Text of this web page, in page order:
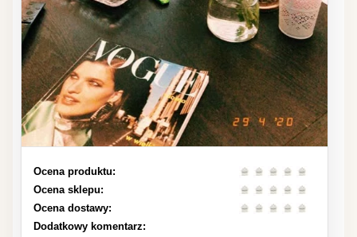
Ocena produktu:
Ocena sklepu:
Ocena dostawy:
Dodatkowy komentarz: